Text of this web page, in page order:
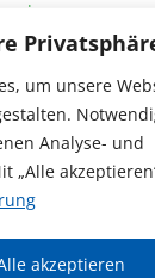
um unsere
Analyse- und
„Alle
akzeptieren
Wittenberg
Wittenberg
Wittenberg